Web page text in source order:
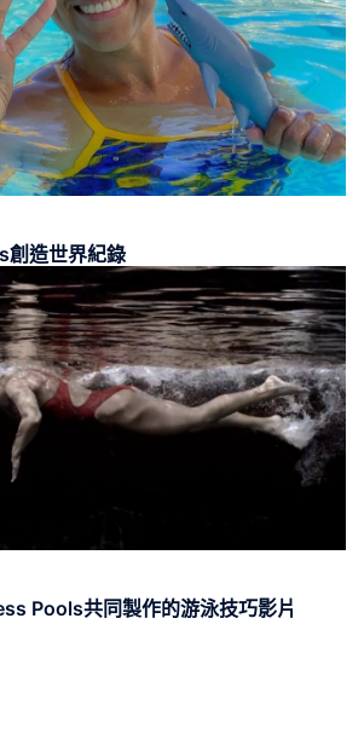
造世界紀錄
Pools共同製作的游泳技巧影片